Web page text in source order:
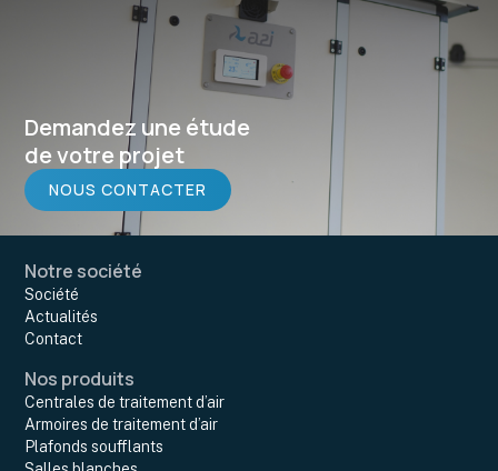
Demandez une étude
de votre projet
NOUS CONTACTER
Notre société
Société
Actualités
Contact
Nos produits
Centrales de traitement d’air
Armoires de traitement d’air
Plafonds soufflants